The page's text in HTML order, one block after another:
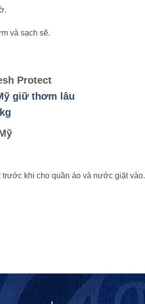
và sạch sẽ.
Protect
khi cho quần áo và nước giặt vào.